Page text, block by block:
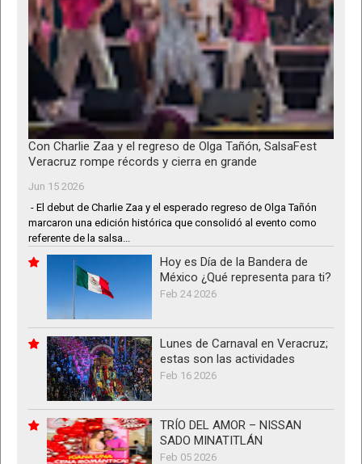
Con Charlie Zaa y el regreso de Olga Tañón, SalsaFest
Veracruz rompe récords y cierra en grande
Jun 15 2026
- El debut de Charlie Zaa y el esperado regreso de Olga Tañón
marcaron una edición histórica que consolidó al evento como
referente de la salsa...
Hoy es Día de la Bandera de
México ¿Qué representa para ti?
Feb 24 2026
Lunes de Carnaval en Veracruz;
estas son las actividades
Feb 16 2026
TRÍO DEL AMOR – NISSAN
SADO MINATITLÁN
Feb 05 2026